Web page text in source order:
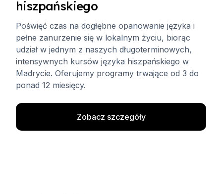
hiszpańskiego
Poświęć czas na dogłębne opanowanie języka i
pełne zanurzenie się w lokalnym życiu, biorąc
udział w jednym z naszych długoterminowych,
intensywnych kursów języka hiszpańskiego w
Madrycie. Oferujemy programy trwające od 3 do
ponad 12 miesięcy.
Zobacz szczegóły